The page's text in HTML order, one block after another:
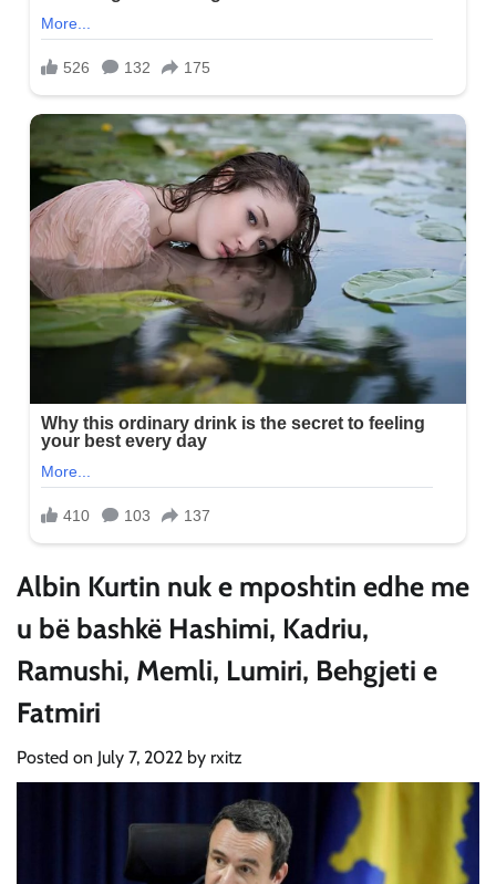
Albin Kurtin nuk e mposhtin edhe me
u bë bashkë Hashimi, Kadriu,
Ramushi, Memli, Lumiri, Behgjeti e
Fatmiri
Posted on July 7, 2022 by rxitz